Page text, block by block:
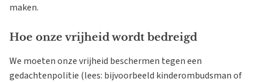
maken.
Hoe onze vrijheid wordt bedreigd
We moeten onze vrijheid beschermen tegen een
gedachtenpolitie (lees: bijvoorbeeld kinderombudsman of